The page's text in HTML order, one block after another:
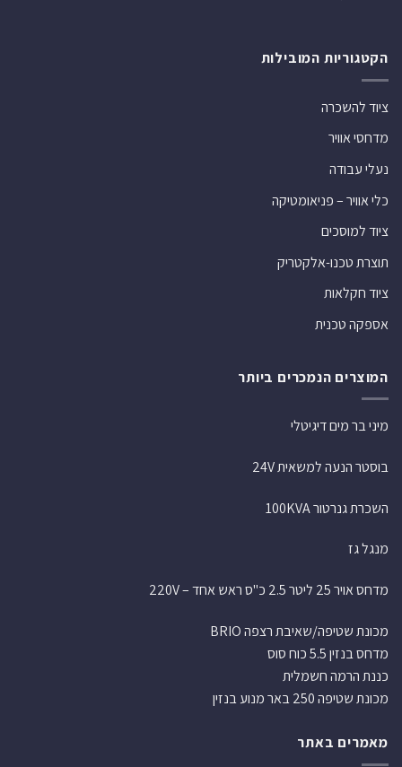
הקטגוריות המובילות
ציוד להשכרה
מדחסי אוויר
נעלי עבודה
כלי אוויר – פניאומטיקה
ציוד למוסכים
תוצרת טכנו-אלקטריק
ציוד חקלאות
אספקה טכנית
המוצרים הנמכרים ביותר
מיני בר מים דיגיטלי
בוסטר הנעה למשאית 24V
השכרת גנרטור 100KVA
מנגל גז
מדחס אויר 25 ליטר 2.5 כ"ס ראש אחד – 220V
מכונת שטיפה/שאיבת רצפה BRIO
מדחס בנזין 5.5 כוח סוס
כננת הרמה חשמלית
מכונת שטיפה 250 באר מנוע בנזין
מאמרים באתר